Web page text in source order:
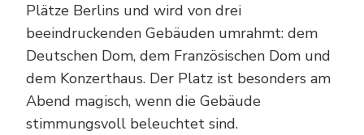
Plätze Berlins und wird von drei
beeindruckenden Gebäuden umrahmt: dem
Deutschen Dom, dem Französischen Dom und
dem Konzerthaus. Der Platz ist besonders am
Abend magisch, wenn die Gebäude
stimmungsvoll beleuchtet sind.